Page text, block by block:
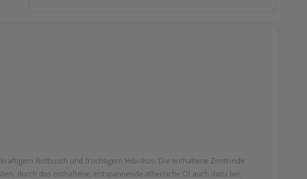
Rotbusch und fruchtigem Hibiskus. Die enthaltene Zimtrinde
durch das enthaltene, entspannende ätherische Öl auch dazu bei,